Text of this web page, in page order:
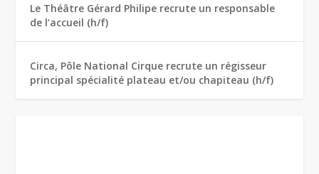
Le Théâtre Gérard Philipe recrute un responsable
de l’accueil (h/f)
Circa, Pôle National Cirque recrute un régisseur
principal spécialité plateau et/ou chapiteau (h/f)